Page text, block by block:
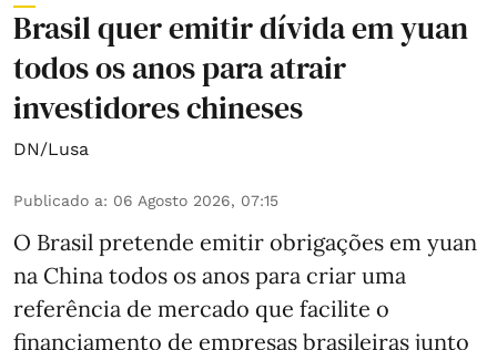
Brasil quer emitir dívida em yuan
todos os anos para atrair
investidores chineses
DN/Lusa
Publicado a: 06 Agosto 2026, 07:15
O Brasil pretende emitir obrigações em yuan
na China todos os anos para criar uma
referência de mercado que facilite o
financiamento de empresas brasileiras junto